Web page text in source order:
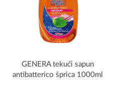
GENERA tekući sapun
antibatterico šprica 1000ml